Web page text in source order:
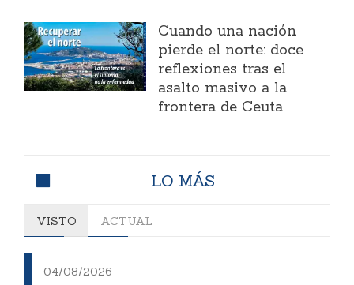
Cuando una nación
pierde el norte: doce
reflexiones tras el
asalto masivo a la
frontera de Ceuta
LO MÁS
VISTO ACTUAL
04/08/2026